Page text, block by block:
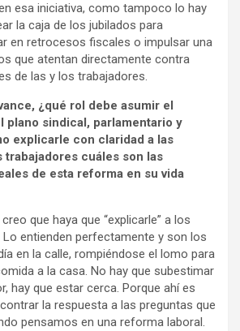
esa iniciativa, como tampoco lo hay
la caja de los jubilados para
en retrocesos fiscales o impulsar una
que atentan directamente contra
de las y los trabajadores.
¿qué rol debe asumir el
plano sindical, parlamentario y
explicarle con claridad a las
trabajadores cuáles son las
de esta reforma en su vida
que haya que “explicarle” a los
Lo entienden perfectamente y son los
en la calle, rompiéndose el lomo para
a la casa. No hay que subestimar
hay que estar cerca. Porque ahí es
la respuesta a las preguntas que
pensamos en una reforma laboral.